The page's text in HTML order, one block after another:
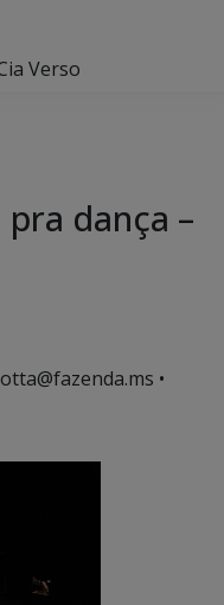
Verso
dança –
•